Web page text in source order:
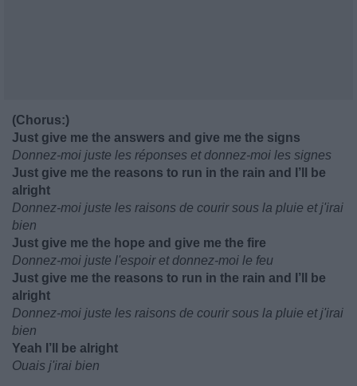
(Chorus:)
Just give me the answers and give me the signs
Donnez-moi juste les réponses et donnez-moi les signes
Just give me the reasons to run in the rain and I’ll be
alright
Donnez-moi juste les raisons de courir sous la pluie et j'irai
bien
Just give me the hope and give me the fire
Donnez-moi juste l'espoir et donnez-moi le feu
Just give me the reasons to run in the rain and I’ll be
alright
Donnez-moi juste les raisons de courir sous la pluie et j'irai
bien
Yeah I’ll be alright
Ouais j'irai bien